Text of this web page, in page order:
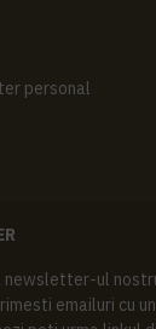
personal
newsletter-ul
emailuri cu